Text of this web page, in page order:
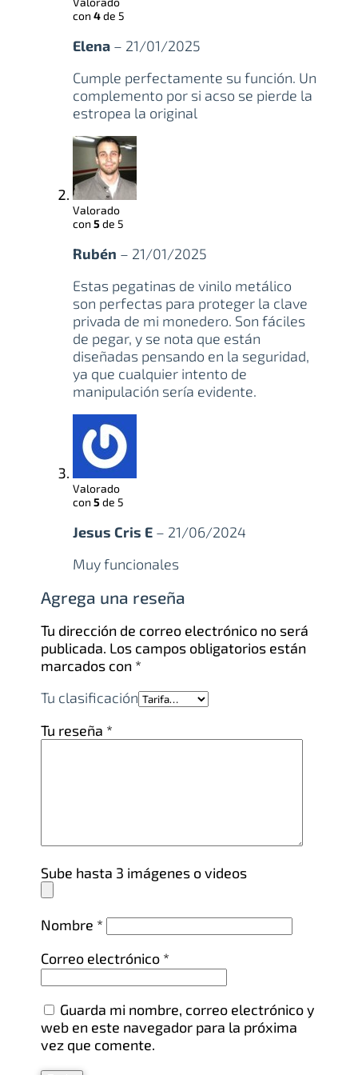
con4de 5
Elena – 21/01/2025
Cumple perfectamente su función. Un
complemento por si acso se pierde la
estropea la original
Valorado
con5de 5
Rubén – 21/01/2025
Estas pegatinas de vinilo metálico
son perfectas para proteger la clave
privada de mi monedero. Son fáciles
de pegar, y se nota que están
diseñadas pensando en la seguridad,
ya que cualquier intento de
manipulación sería evidente.
Valorado
con5de 5
Jesus Cris E – 21/06/2024
Muy funcionales
Agrega una reseña
Tu dirección de correo electrónico no será
publicada. Los campos obligatorios están
marcados con *
Tu clasificación
Tu reseña *
Sube hasta 3 imágenes o videos
Nombre *
Correo electrónico *
Guarda mi nombre, correo electrónico y
web en este navegador para la próxima
vez que comente.